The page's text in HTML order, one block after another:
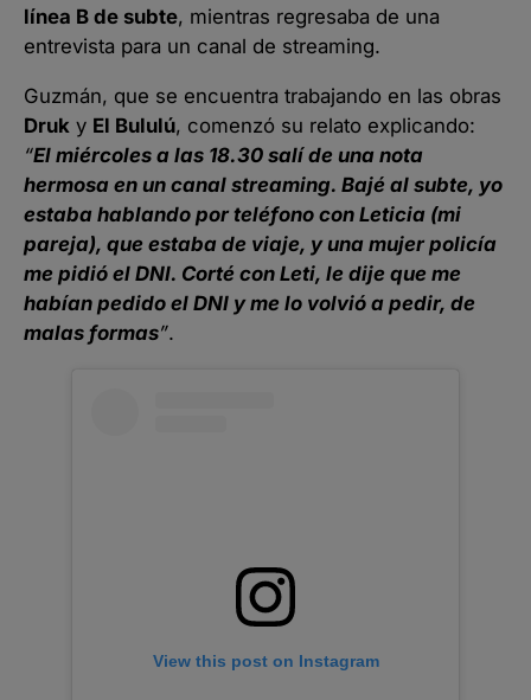
línea B de subte, mientras regresaba de una
entrevista para un canal de streaming.
Guzmán, que se encuentra trabajando en las obras
Druk y El Bululú, comenzó su relato explicando:
“El miércoles a las 18.30 salí de una nota
hermosa en un canal streaming. Bajé al subte, yo
estaba hablando por teléfono con Leticia (mi
pareja), que estaba de viaje, y una mujer policía
me pidió el DNI. Corté con Leti, le dije que me
habían pedido el DNI y me lo volvió a pedir, de
malas formas”.
View this post on Instagram